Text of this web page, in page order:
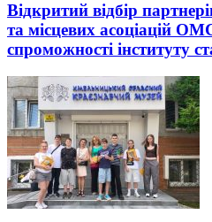
Відкритий відбір
та місцевих асоціацій
спроможності інституту